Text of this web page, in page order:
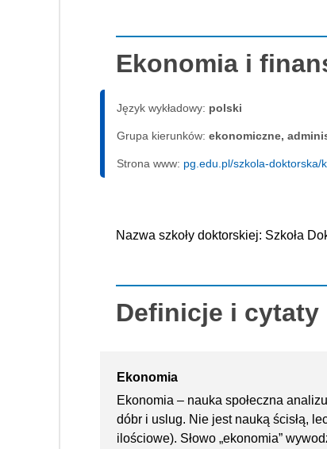
Ekonomia i
Język wykładowy: polski
Grupa kierunków: ekonomiczne,
Strona www: pg.edu.pl/szkola-doktorska/
Nazwa szkoły doktorskiej: Szkoła
Definicje i cytaty
Ekonomia
Ekonomia – nauka społeczna
dóbr i uslug. Nie jest nauką ścisłą,
ilościowe). Słowo „ekonomia”